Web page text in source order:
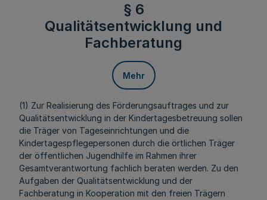
§ 6
Qualitätsentwicklung und
Fachberatung
Mehr
(1) Zur Realisierung des Förderungsauftrages und zur
Qualitätsentwicklung in der Kindertagesbetreuung sollen
die Träger von Tageseinrichtungen und die
Kindertagespflegepersonen durch die örtlichen Träger
der öffentlichen Jugendhilfe im Rahmen ihrer
Gesamtverantwortung fachlich beraten werden. Zu den
Aufgaben der Qualitätsentwicklung und der
Fachberatung in Kooperation mit den freien Trägern